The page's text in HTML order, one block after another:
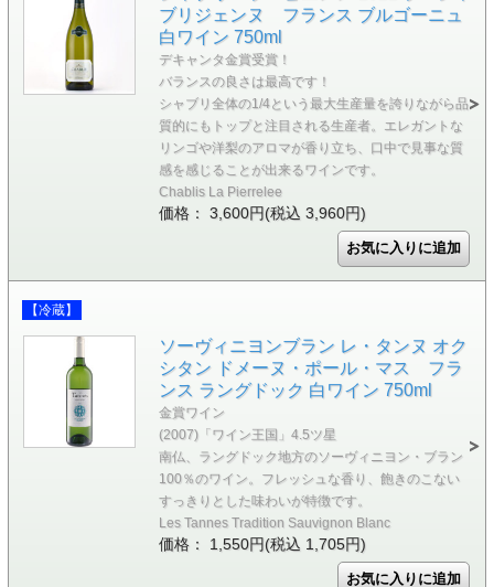
ブリジェンヌ フランス ブルゴーニュ
白ワイン 750ml
デキャンタ金賞受賞！
バランスの良さは最高です！
シャブリ全体の1/4という最大生産量を誇りながら品
質的にもトップと注目される生産者。エレガントな
リンゴや洋梨のアロマが香り立ち、口中で見事な質
感を感じることが出来るワインです。
Chablis La Pierrelee
価格： 3,600円(税込 3,960円)
【冷蔵】
ソーヴィニヨンブラン レ・タンヌ オク
シタン ドメーヌ・ポール・マス フラ
ンス ラングドック 白ワイン 750ml
金賞ワイン
(2007)「ワイン王国」4.5ツ星
南仏、ラングドック地方のソーヴィニヨン・ブラン
100％のワイン。フレッシュな香り、飽きのこない
すっきりとした味わいが特徴です。
Les Tannes Tradition Sauvignon Blanc
価格： 1,550円(税込 1,705円)